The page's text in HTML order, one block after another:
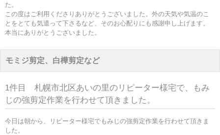
た。
この度はご利用くださりありがとうございました。外の天気や気温のこ
とをとても気遣って下さるなど、そのお心配りにも感謝申し上げます。
本当にありがとうございました。
モミジ剪定、白樺剪定など
1件目 札幌市北区あいの里のリピーター様宅で、もみ
じの強剪定作業を行わせて頂きました。
今日は朝から、リピーター様宅でもみじの強剪定作業を行わせて頂きま
した。